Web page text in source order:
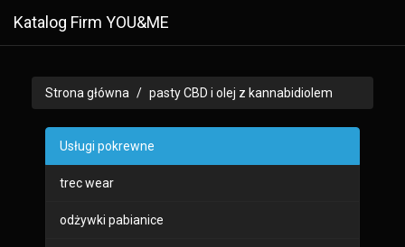
Katalog Firm YOU&ME
Strona główna pasty CBD i olej z kannabidiolem
Usługi pokrewne
trec wear
odżywki pabianice